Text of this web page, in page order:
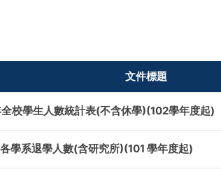
文件標題
校學生人數統計表(不含休學)(102學年度起)
學系退學人數(含研究所)(101 學年度起)